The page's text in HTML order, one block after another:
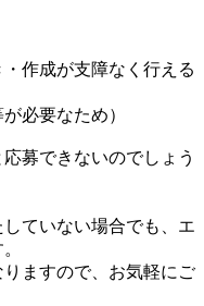
作成が支障なく行える
必要なため）
募できないのでしょう
ていない場合でも、エ
ますので、お気軽にご